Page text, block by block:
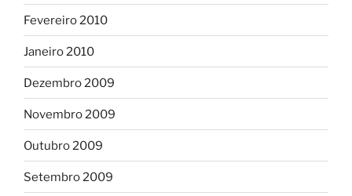
Fevereiro 2010
Janeiro 2010
Dezembro 2009
Novembro 2009
Outubro 2009
Setembro 2009